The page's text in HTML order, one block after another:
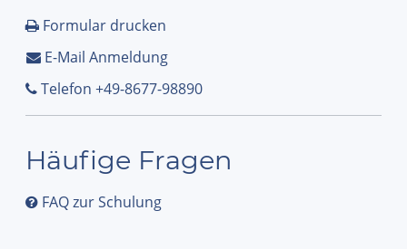
Formular drucken
E-Mail Anmeldung
Telefon +49-8677-98890
Häufige Fragen
FAQ zur Schulung